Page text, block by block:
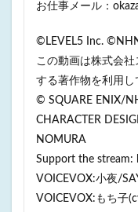
お仕事メール：
©LEVEL5 Inc.
この動画は株式会
する著作物を利用し
© SQUARE ENIX/
CHARACTER
NOMURA
Support the stream:
VOICEVOX:小夜/
VOICEVOX:もち子